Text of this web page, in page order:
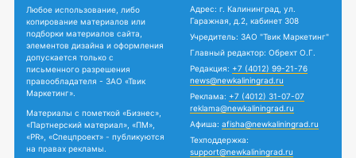
Любое использование, либо
копирование материалов или
подборки материалов сайта,
элементов дизайна и оформления
допускается только с
письменного разрешения
правообладателя - ЗАО «Твик
Маркетинг».
Материалы с пометкой «Бизнес»,
«Партнерский материал», «ПМ»,
«PR», «Спецпроект» - публикуются
на правах рекламы.
Адрес: г. Калининград, ул.
Гаражная, д.2, кабинет 308
Учредитель: ЗАО "Твик Маркетинг"
Главный редактор: Обрехт О.Г.
Редакция: +7 (4012) 99-21-76
news@newkaliningrad.ru
Реклама: +7 (4012) 31-07-07
reklama@newkaliningrad.ru
Афиша: afisha@newkaliningrad.ru
Техподдержка:
support@newkaliningrad.ru